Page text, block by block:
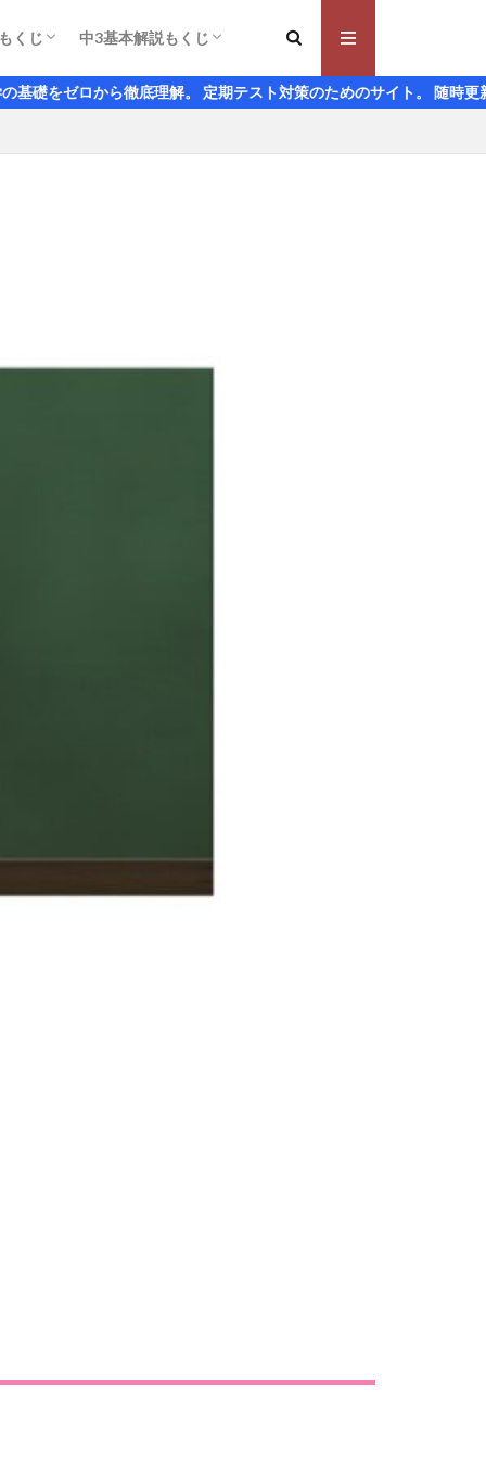
方
ル
関係
作図
の位置
くじ
本の確認
$x$について解く とは
和は偶数になることの説明
加減法の解き方
代入法の解き方
文章題 解き方のコツ
味
化の割合
ラフの特徴とグラフの書き方
を求める問題 パターン別解法
連立方程式の解
域問題はグラフをかいて考える
角 錯角とそれぞれの位置関係
の和の求め方
条件とは何か
証明の仕方
の性質
合同条件と証明問題
定理とその証明
なるための条件5つとその証明
中3基本解説もくじ
式の展開のしかた
乗法公式 足していくつか、かけていくつか
因数分解の解き方
式の展開や因数分解を利用するコツ
平方根と有理化 平方根の変形のしかた
平方根の大小比較
根号のあるかけ算
根号のある割り算
根号のある数の足し算・引き算
ルートの中が小数や分数のときの近似値の求
二次方程式の解き方 左辺の2乗を作るか因
平方完成は二次の項の係数に注意
二次方程式の解の公式
関数$y=ax^2$の基本と具体例
関数$y=ax^2$のグラフとその特徴
$y=ax^2$のグラフの変化の割合は$x$の区間
放物線のグラフと変域
放物線のグラフと直線のグラフがつくる図形
相似の基本と日常生活での利用
三角形の相似条件を使った証明のしかた
平行線と線分の比はなぜ成り立つのか？
中点連結定理の基本と台形への応用
なぜ相似な図形の面積比は相似比の2乗に等
相似比と体積比の問題とその利用
円周角の定理とその証明
円周角の定理の逆は同じ側にできる角に注目
三平方の定理 3対4対5
三平方の定理の逆を使うと直角三角形かどう
座標平面上での斜めの長さの求め方
三平方の定理と空間図形
ら徹底理解。 定期テスト対策のためのサイト。 随時更新